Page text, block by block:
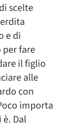
scelte
e di
per fare
il figlio
alle
con
importa
è. Dal